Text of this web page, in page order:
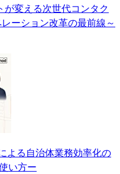
が変える次世代コンタク
ーション改革の最前線～
よる自治体業務効率化の
い方ー